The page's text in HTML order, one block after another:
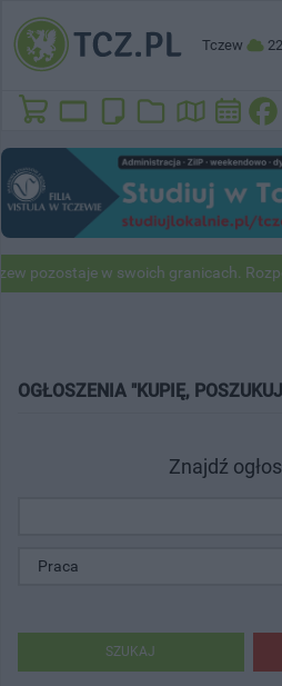
Tczew
pozostaje w swoich granicach.
OGŁOSZENIA "KUPIĘ,
Znajdź
SZUKAJ